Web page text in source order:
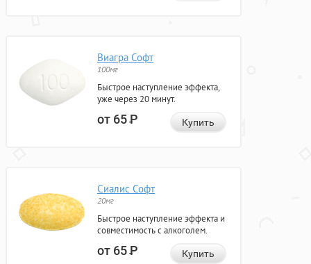
Виагра Софт
100мг
Быстрое наступление эффекта,
уже через 20 минут.
от 65Р Купить
Сиалис Софт
20мг
Быстрое наступление эффекта и
совместимость с алкоголем.
от 65Р Купить